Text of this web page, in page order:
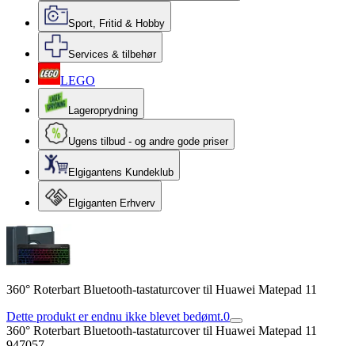
Sport, Fritid & Hobby
Services & tilbehør
LEGO
Lageroprydning
Ugens tilbud - og andre gode priser
Elgigantens Kundeklub
Elgiganten Erhverv
360° Roterbart Bluetooth-tastaturcover til Huawei Matepad 11
Dette produkt er endnu ikke blevet bedømt.0
360° Roterbart Bluetooth-tastaturcover til Huawei Matepad 11